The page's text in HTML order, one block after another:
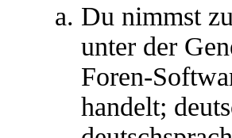
Du nimmst
unter der
Foren-
handelt;